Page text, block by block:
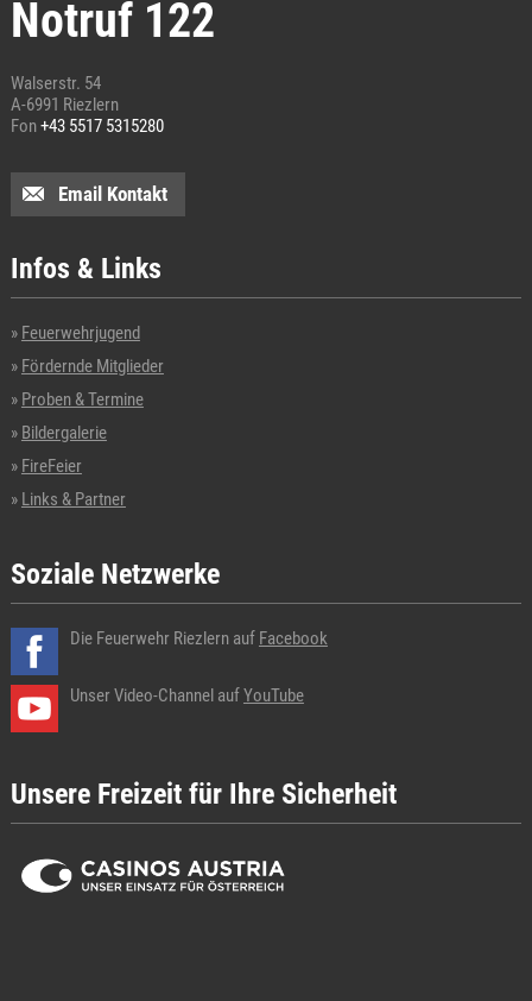
Notruf 122
Walserstr. 54
A-6991 Riezlern
Fon+43 5517 5315280
Email Kontakt
Infos & Links
Feuerwehrjugend
Fördernde Mitglieder
Proben & Termine
Bildergalerie
FireFeier
Links & Partner
Soziale Netzwerke
Die Feuerwehr Riezlern auf Facebook
Unser Video-Channel aufYouTube
Unsere Freizeit für Ihre Sicherheit